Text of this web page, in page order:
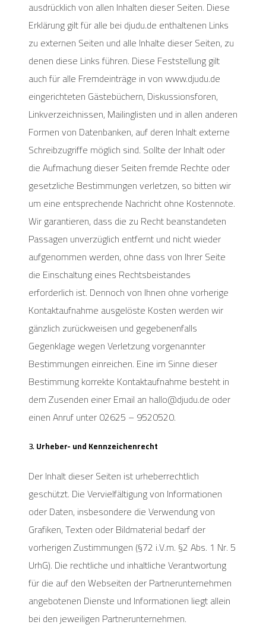
ausdrücklich von allen Inhalten dieser Seiten. Diese
Erklärung gilt für alle bei djudu.de enthaltenen Links
zu externen Seiten und alle Inhalte dieser Seiten, zu
denen diese Links führen. Diese Feststellung gilt
auch für alle Fremdeinträge in von www.djudu.de
eingerichteten Gästebüchern, Diskussionsforen,
Linkverzeichnissen, Mailinglisten und in allen anderen
Formen von Datenbanken, auf deren Inhalt externe
Schreibzugriffe möglich sind. Sollte der Inhalt oder
die Aufmachung dieser Seiten fremde Rechte oder
gesetzliche Bestimmungen verletzen, so bitten wir
um eine entsprechende Nachricht ohne Kostennote.
Wir garantieren, dass die zu Recht beanstandeten
Passagen unverzüglich entfernt und nicht wieder
aufgenommen werden, ohne dass von Ihrer Seite
die Einschaltung eines Rechtsbeistandes
erforderlich ist. Dennoch von Ihnen ohne vorherige
Kontaktaufnahme ausgelöste Kosten werden wir
gänzlich zurückweisen und gegebenenfalls
Gegenklage wegen Verletzung vorgenannter
Bestimmungen einreichen. Eine im Sinne dieser
Bestimmung korrekte Kontaktaufnahme besteht in
dem Zusenden einer Email an hallo@djudu.de oder
einen Anruf unter 02625 – 9520520.
3. Urheber- und Kennzeichenrecht
Der Inhalt dieser Seiten ist urheberrechtlich
geschützt. Die Vervielfältigung von Informationen
oder Daten, insbesondere die Verwendung von
Grafiken, Texten oder Bildmaterial bedarf der
vorherigen Zustimmungen (§72 i.V.m. §2 Abs. 1 Nr. 5
UrhG). Die rechtliche und inhaltliche Verantwortung
für die auf den Webseiten der Partnerunternehmen
angebotenen Dienste und Informationen liegt allein
bei den jeweiligen Partnerunternehmen.